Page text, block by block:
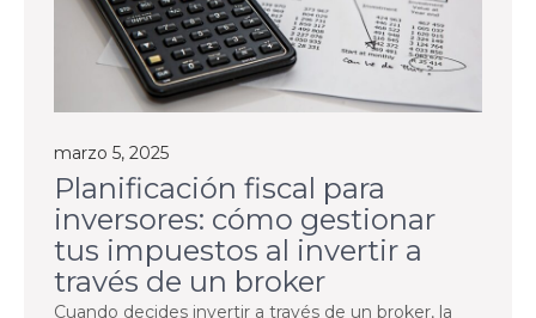
marzo 5, 2025
Planificación fiscal para
inversores: cómo gestionar
tus impuestos al invertir a
través de un broker
Cuando decides invertir a través de un broker, la